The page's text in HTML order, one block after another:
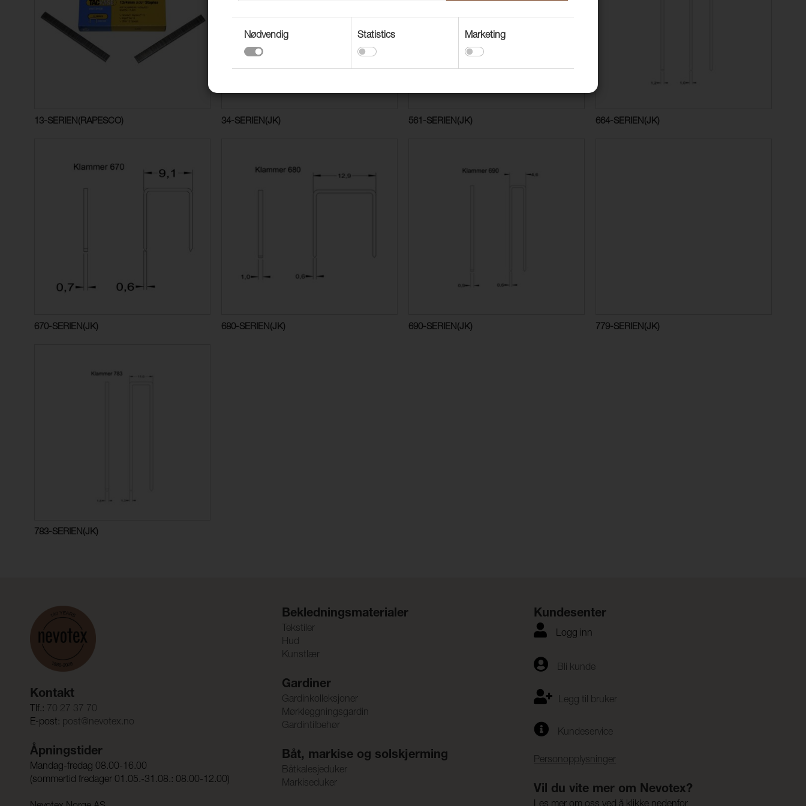
13-SERIEN(RAPESCO) 34-SERIEN(JK) 561-SERIEN(JK) 664-SERIEN(JK)
670-SERIEN(JK) 680-SERIEN(JK) 690-SERIEN(JK) 779-SERIEN(JK)
783-SERIEN(JK)
Kontakt
Tlf.: 70 27 37 70
E-post: post@nevotex.no
Åpningstider
Mandag-fredag 08.00-16.00
(sommertid fredager 01.05.-31.08.: 08.00-12.00)
Bekledningsmaterialer
Tekstiler
Hud
Kunstlær
Gardiner
Gardinkolleksjoner
Mørkleggningsgardin
Gardintilbehør
Båt, markise og solskjerming
Båtkalesjeduker
Markiseduker
Kundesenter
Logg inn
Bli kunde
Legg til bruker
Kundeservice
Personopplysninger
Vil du vite mer om Nevotex?
Nødvendig Statistics Marketing